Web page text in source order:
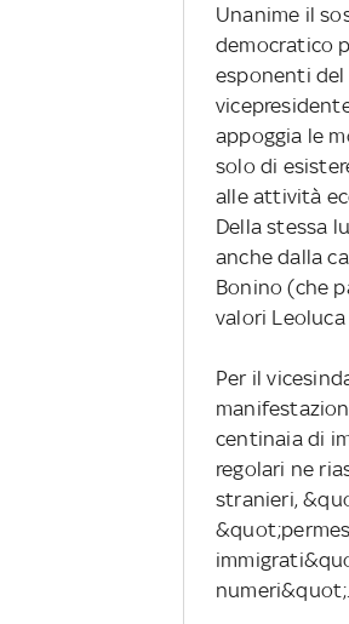
Unanime il
democratico
esponenti
appoggia le
solo di
alle attività
Della stessa
anche dalla
Bonino (che
valori Leoluca
Per il
centinaia di
regolari ne
stranieri,
numeri&quot;.